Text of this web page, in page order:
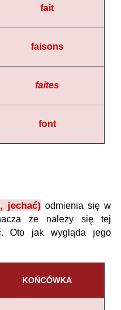
fait
faisons
faites
font
jechać) odmienia się w
że należy się tej
Oto jak wygląda jego
KOŃCÓWKA